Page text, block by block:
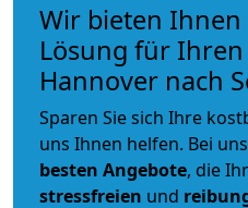
Wir bieten
Lösung für
Hannover nach
Sparen Sie sich Ihre
uns Ihnen helfen. Bei
besten Angebote, die
stressfreien und